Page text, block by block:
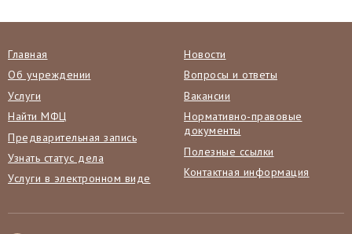
Главная
Об учреждении
Услуги
Найти МФЦ
Предварительная запись
Узнать статус дела
Услуги в электронном виде
Новости
Вопросы и ответы
Вакансии
Нормативно-правовые
документы
Полезные ссылки
Контактная информация